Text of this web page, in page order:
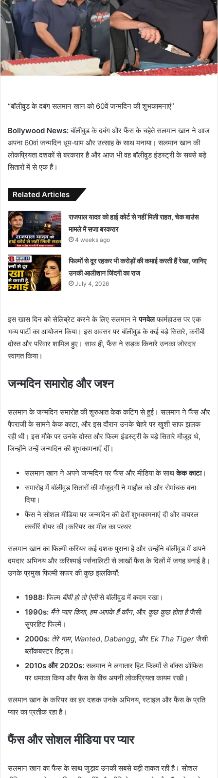
“बॉलीवुड के दबंग सलमान खान को 60वें जन्मदिन की शुभकामनाएं”
Bollywood News:बॉलीवुड के दबंग और फैंस के चहेते सलमान खान ने आज
अपना 60वां जन्मदिन धूम‑धाम और उत्साह के साथ मनाया। सलमान खान की
लोकप्रियता दशकों से बरकरार है और आज भी वह बॉलीवुड इंडस्ट्री के सबसे बड़े
सितारों में से एक हैं।
Related Articles
राजपाल यादव को हाई कोर्ट से नहीं मिली राहत, चेक बाउंस
मामले में सजा बरकरार
4 weeks ago
फिल्मों से दूर रहकर भी करोड़ों की कमाई करती हैं रेखा, जानिए
उनकी आलीशान जिंदगी का राज
July 4, 2026
इस खास दिन को सेलिब्रेट करने के लिए सलमान नेपनवेलफार्महाउस पर एक
भव्य पार्टी का आयोजन किया। इस अवसर पर बॉलीवुड के कई बड़े सितारे, करीबी
दोस्त और परिवार शामिल हुए। साथ ही, फैंस ने सड़क किनारे उनका जोरदार
स्वागत किया।
जन्मदिन समारोह और जश्न
सलमान के जन्मदिन समारोह की शुरुआत केक कटिंग से हुई। सलमान ने फैंस और
पैपराजी के सामने केक काटा, और इस दौरान उनके चेहरे पर खुशी साफ झलक
रही थी। इस मौके पर उनके दोस्त और फिल्म इंडस्ट्री के बड़े सितारे मौजूद थे,
जिन्होंने उन्हें जन्मदिन की शुभकामनाएँ दीं।
सलमान खान ने अपने जन्मदिन पर फैंस और मीडिया के साथकेक काटा।
समारोह में बॉलीवुड सितारों की मौजूदगी ने माहौल को और रोमांचक बना
दिया।
फैंस ने सोशल मीडिया पर जन्मदिन की ढेरों शुभकामनाएं दी और वायरल
तस्वीरें शेयर की।करियर का मील का पत्थर
सलमान खान का फिल्मी करियर कई दशक पुराना है और उन्होंने बॉलीवुड में अपने
दमदार अभिनय और करिश्माई पर्सनालिटी से लाखों फैंस के दिलों में जगह बनाई है।
उनके प्रमुख फिल्मी सफर की कुछ झलकियाँ:
1988:फिल्म बीवी हो तो ऐसीसे बॉलीवुड में कदम रखा।
1990s: मैंने प्यार किया, हम आपके हैं कौन, और कुछ कुछ होता हैजैसी
सुपरहिट फिल्में।
2000s: तेरे नाम, Wanted, Dabangg, और Ek Tha Tigerजैसी
ब्लॉकबस्टर हिट्स।
2010s और 2020s:सलमान ने लगातार हिट फिल्मों से बॉक्स ऑफिस
पर धमाका किया और फैंस के बीच अपनी लोकप्रियता कायम रखी।
सलमान खान के करियर का हर दशक उनके अभिनय, स्टाइल और फैंस के प्रति
प्यार का प्रतीक रहा है।
फैंस और सोशल मीडिया पर प्यार
सलमान खान का फैंस के साथ जुड़ाव उनकी सबसे बड़ी ताकत रही है। सोशल